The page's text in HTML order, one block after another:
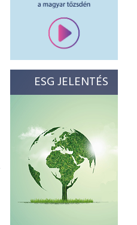
ESG JELENTÉS